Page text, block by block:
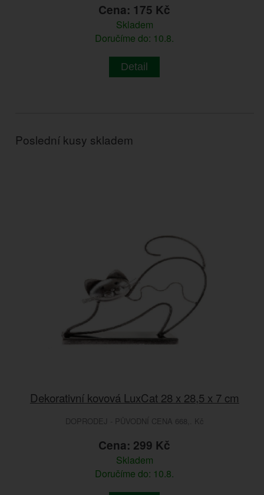
Cena: 175 Kč
Skladem
Doručíme do: 10.8.
Detail
Poslední kusy skladem
Dekorativní kovová LuxCat 28 x 28,5 x 7 cm
DOPRODEJ - PŮVODNÍ CENA 668,. Kč
Cena: 299 Kč
Skladem
Doručíme do: 10.8.